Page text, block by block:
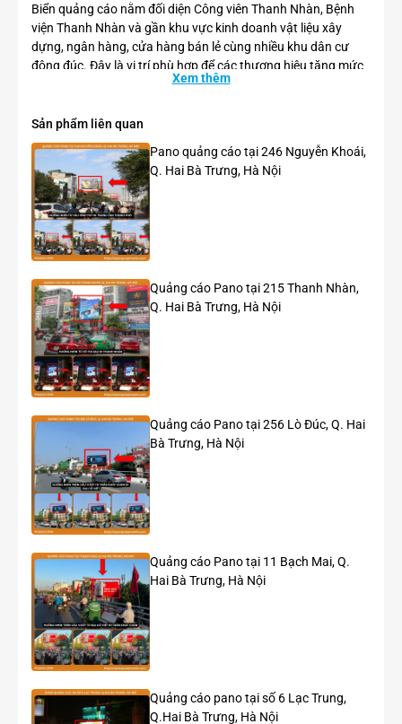
Biển quảng cáo nằm đối diện Công viên Thanh Nhàn, Bệnh
viện Thanh Nhàn và gần khu vực kinh doanh vật liệu xây
dựng, ngân hàng, cửa hàng bán lẻ cùng nhiều khu dân cư
đông đúc. Đây là vị trí phù hợp để các thương hiệu tăng mức
độ nhận diện với nhiều nhóm khách hàng khác nhau, từ
Điểm nổi bật của vị trí
Vị trí tại ngã ba Võ Thị Sáu – Thanh Nhàn với tầm nhìn
thông thoáng từ nhiều hướng.
Đối diện Công viên Thanh Nhàn và Bệnh viện Thanh
Nhàn, nơi tập trung lượng lớn người dân và phương
tiện mỗi ngày.
cửa hàng và nhiều tuyến đường kết nối trung tâm Hà
Nội.
Phù hợp triển khai các chiến dịch quảng bá thương
hiệu dài hạn, ra mắt sản phẩm, bất động sản, tài chính,
ngân hàng, ô tô, xe máy, bảo hiểm, vật liệu xây dựng và
hàng tiêu dùng.
Lưu lượng giao thông
Ước tính lưu lượng: khoảng 50.000 phương tiện/ngày.
Mật độ giao thông ổn định trong cả giờ cao điểm và
khung giờ buổi tối, giúp quảng cáo tiếp cận lượng lớn
người tham gia giao thông mỗi ngày.
Thông số kỹ thuật
Hạng mục Thông tin
Địa chỉ
Xem thêm
Sản phẩm liên quan
Pano quảng cáo tại 246 Nguyễn Khoái,
Q. Hai Bà Trưng, Hà Nội
Quảng cáo Pano tại 215 Thanh Nhàn,
Q. Hai Bà Trưng, Hà Nội
Quảng cáo Pano tại 256 Lò Đúc, Q. Hai
Bà Trưng, Hà Nội
Quảng cáo Pano tại 11 Bạch Mai, Q.
Hai Bà Trưng, Hà Nội
Quảng cáo pano tại số 6 Lạc Trung,
Q.Hai Bà Trưng, Hà Nội